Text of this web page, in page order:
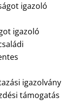
igazoló
igazoló
igazolvány
támogatás